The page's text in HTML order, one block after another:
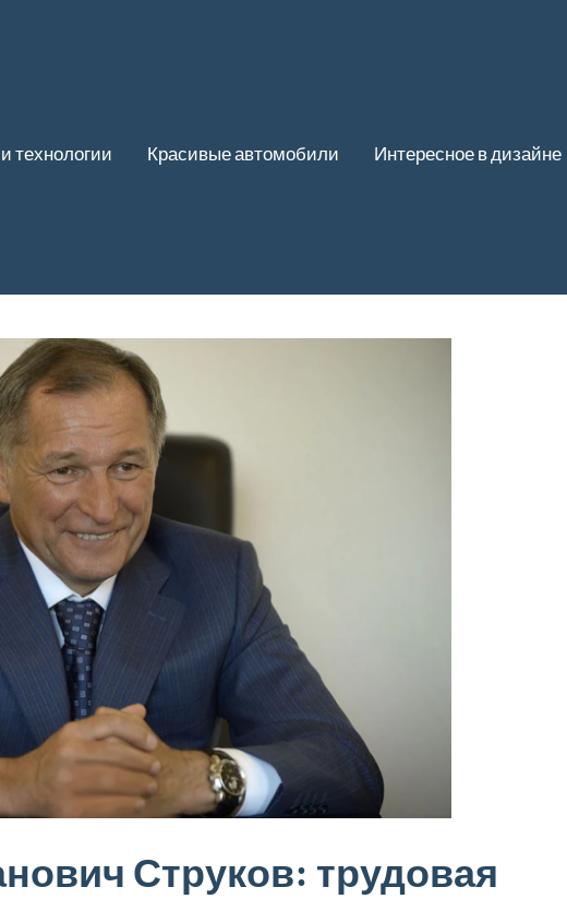
технологии Красивые автомобили Интересное в дизайне
Струков: трудовая